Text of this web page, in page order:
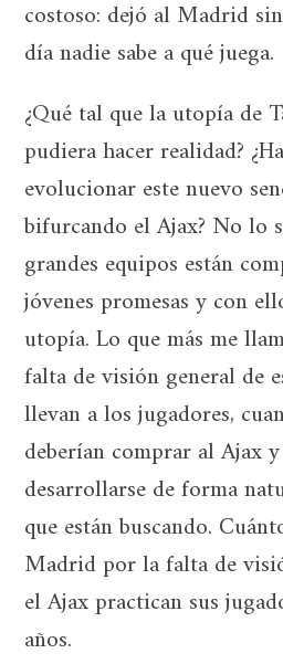
costoso: dejó al Madrid
día nadie sabe a qué juega.
¿Qué tal que la utopía de
pudiera hacer realidad?
evolucionar este nuevo
bifurcando el Ajax? No lo
grandes equipos están
jóvenes promesas y con
utopía. Lo que más me
falta de visión general de
llevan a los jugadores,
deberían comprar al Ajax
desarrollarse de forma
que están buscando.
Madrid por la falta de
el Ajax practican sus
años.